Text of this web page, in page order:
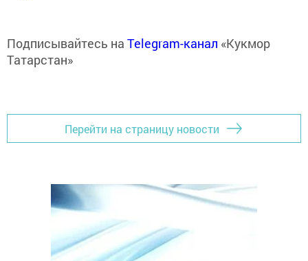
Подписывайтесь на Telegram-канал «Кукмор
Татарстан»
Перейти на страницу новости